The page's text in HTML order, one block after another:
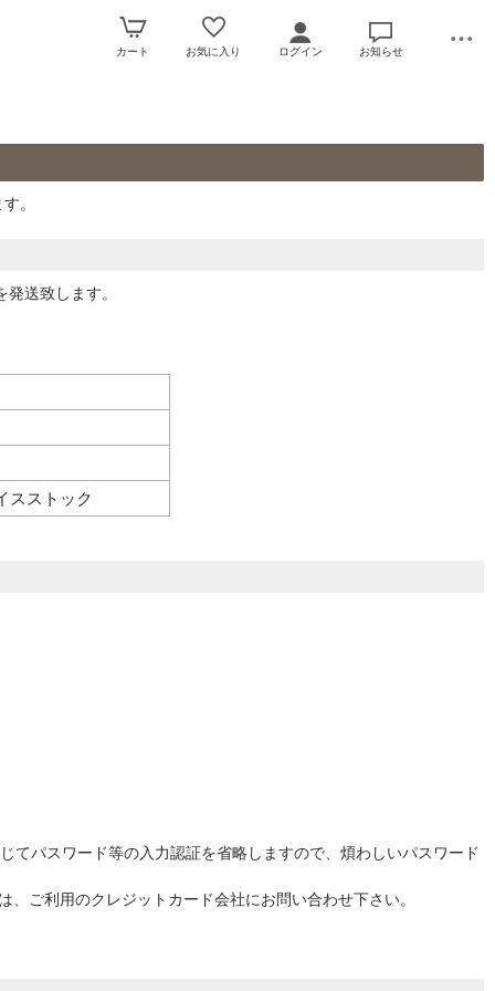
カート お気に入り ログイン お知らせ
。
送致します。
スストック
てパスワード等の入力認証を省略しますので、煩わしいパスワード
ご利用のクレジットカード会社にお問い合わせ下さい。